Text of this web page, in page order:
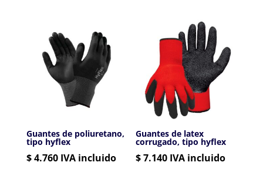
Guantes de poliuretano,
tipo hyflex
$4.760 IVA incluido
Guantes de latex
corrugado, tipo hyflex
$7.140 IVA incluido